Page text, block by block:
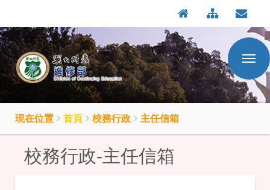
到
主
要
內
區
現在位置 首頁 校務行政 主任信箱
校務行政-主任信箱